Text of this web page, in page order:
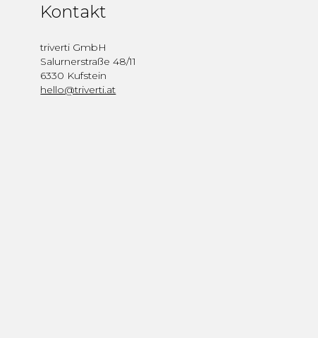
Kontakt
triverti GmbH
Salurnerstraße 48/11
6330 Kufstein
hello@triverti.at